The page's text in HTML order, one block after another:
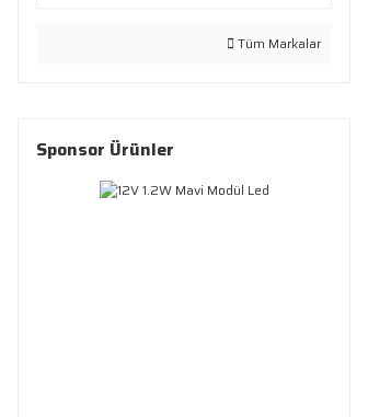
Tüm Markalar
Sponsor Ürünler